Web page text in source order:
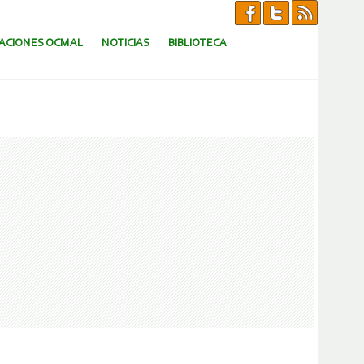
OCMAL NOTICIAS BIBLIOTECA